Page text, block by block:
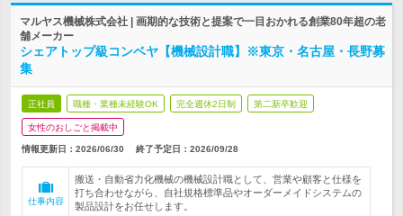
マルヤス機械株式会社 | 画期的な技術と提案で一目おかれる創業80年超の老
舗メーカー
シェアトップ級コンベヤ【機械設計職】※東京・名古屋・長野募
集
正社員 職種・業種未経験OK 完全週休2日制 第二新卒歓迎
女性のおしごと掲載中
情報更新日：2026/06/30 終了予定日： 2026/09/28
仕事内容
搬送・自動省力化機械の機械設計職として、営業や顧客と仕様を
打ち合わせながら、自社規格標準品やオーダーメイドシステムの
製品設計をお任せします。